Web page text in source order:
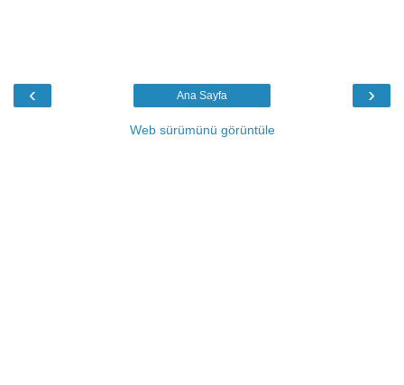
‹ ›
Ana Sayfa
Web sürümünü görüntüle